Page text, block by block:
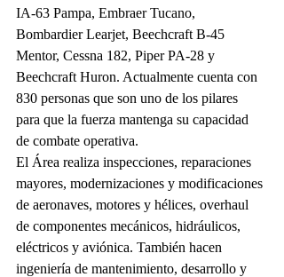
IA-63 Pampa, Embraer Tucano,
Bombardier Learjet, Beechcraft B-45
Mentor, Cessna 182, Piper PA-28 y
Beechcraft Huron. Actualmente cuenta con
830 personas que son uno de los pilares
para que la fuerza mantenga su capacidad
de combate operativa.
El Área realiza inspecciones, reparaciones
mayores, modernizaciones y modificaciones
de aeronaves, motores y hélices, overhaul
de componentes mecánicos, hidráulicos,
eléctricos y aviónica. También hacen
ingeniería de mantenimiento, desarrollo y